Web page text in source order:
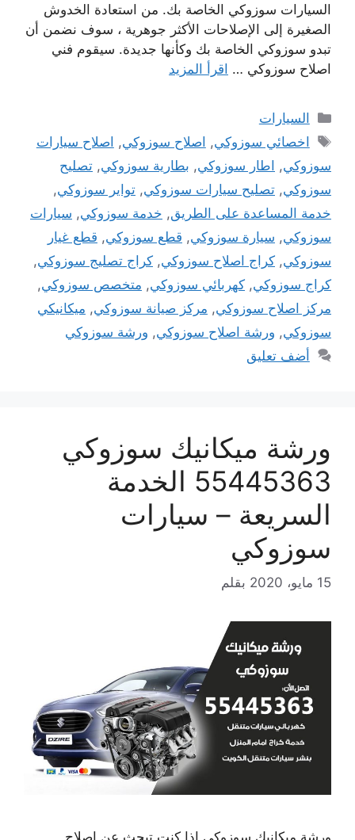
السيارات سوزوكي الخاصة بك. من استعادة الخدوش
الصغيرة إلى الإصلاحات الأكثر جوهرية ، سوف نضمن أن
تبدو سوزوكي الخاصة بك وكأنها جديدة. سيقوم فني
اصلاح سوزوكي … اقرأ المزيد
التصنيفات
السيارات
الوسوم
اخصائي سوزوكي, اصلاح سوزوكي, اصلاح سيارات
سوزوكي, اطار سوزوكي, بطارية سوزوكي, تصليح
سوزوكي, تصليح سيارات سوزوكي, تواير سوزوكي,
خدمة المساعدة على الطريق, خدمة سوزوكي, سيارات
سوزوكي, سيارة سوزوكي, قطع سوزوكي, قطع غيار
سوزوكي, كراج اصلاح سوزوكي, كراج تصليج سوزوكي,
كراج سوزوكي, كهربائي سوزوكي, متخصص سوزوكي,
مركز اصلاح سوزوكي, مركز صيانة سوزوكي, ميكانيكي
سوزوكي, ورشة اصلاح سوزوكي, ورشة سوزوكي
أضف تعليق
ورشة ميكانيك سوزوكي
55445363 الخدمة
السريعة – سيارات
سوزوكي
15 مايو، 2020 بقلم
ورشة ميكانيك سوزوكي إذا كنت تبحث عن إصلاح